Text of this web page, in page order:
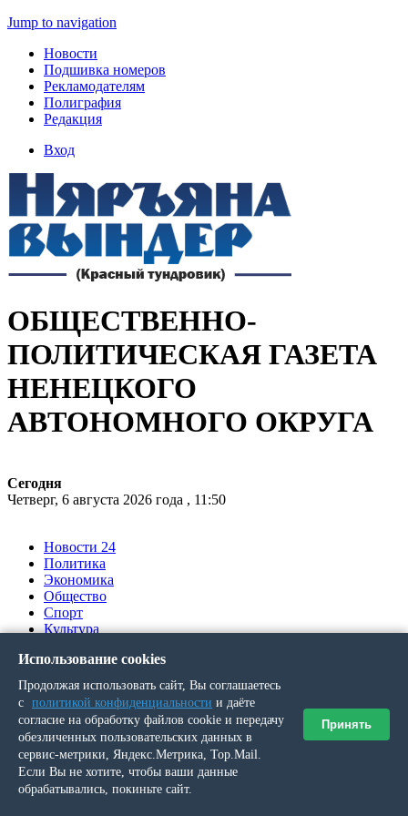
Jump to navigation
Новости
Подшивка номеров
Рекламодателям
Полиграфия
Редакция
Вход
ОБЩЕСТВЕННО-
ПОЛИТИЧЕСКАЯ ГАЗЕТА
НЕНЕЦКОГО
АВТОНОМНОГО ОКРУГА
Сегодня
Четверг, 6 августа 2026 года , 11:50
Новости 24
Политика
Экономика
Общество
Спорт
Культура
Ялумд’’
Вы здесь
Главная
Выпуск № 42 (20244) от 23 апреля 2015 г.
Использование cookies
Продолжая использовать сайт, Вы соглашаетесь
с политикой конфиденциальности и даёте
согласие на обработку файлов cookie и передачу
обезличенных пользовательских данных в
сервис-метрики, Яндекс.Метрика, Top.Mail.
Если Вы не хотите, чтобы ваши данные
обрабатывались, покиньте сайт.
Принять